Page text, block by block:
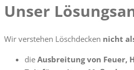
Unser
Wir verstehen Löschdecken nicht
die Ausbreitung von Feuer,